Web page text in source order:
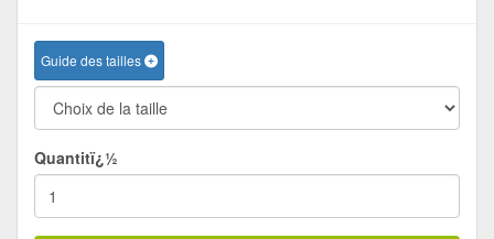
Guide des tailles
Quantitï¿½